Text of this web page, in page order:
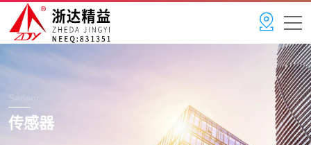
Sensor
传感器